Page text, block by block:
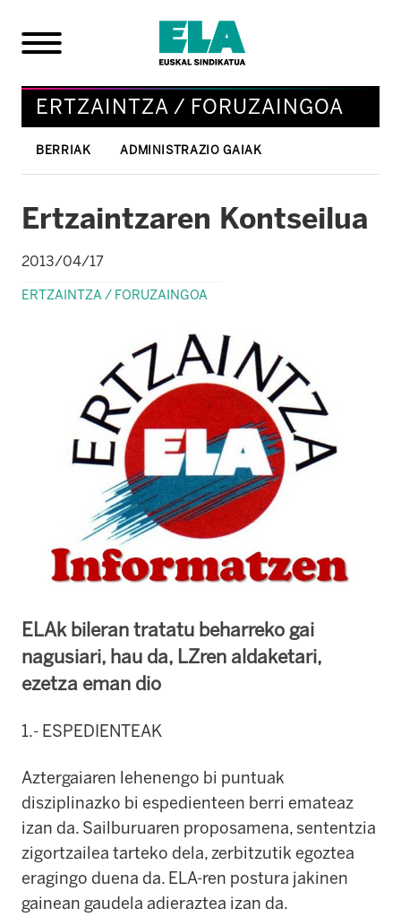
ERTZAINTZA / FORUZAINGOA
BERRIAK ADMINISTRAZIO GAIAK
Ertzaintzaren Kontseilua
2013/04/17
ERTZAINTZA / FORUZAINGOA
ELAk bileran tratatu beharreko gai
nagusiari, hau da, LZren aldaketari,
ezetza eman dio
1.- ESPEDIENTEAK
Aztergaiaren lehenengo bi puntuak
disziplinazko bi espedienteen berri emateaz
izan da. Sailburuaren proposamena, sententzia
zigortzailea tarteko dela, zerbitzutik egoztea
eragingo duena da. ELA-ren postura jakinen
gainean gaudela adieraztea izan da.